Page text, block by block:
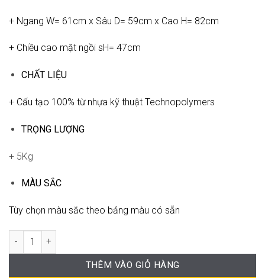
+ Ngang W= 61cm x Sâu D= 59cm x Cao H= 82cm
+ Chiều cao mặt ngồi sH= 47cm
CHẤT LIỆU
+ Cấu tạo 100% từ nhựa kỹ thuật Technopolymers
TRỌNG LƯỢNG
+ 5Kg
MÀU SẮC
Tùy chọn màu sắc theo bảng màu có sẵn
Ghế Sunset Armchair SCAB-WC581 số lượng
THÊM VÀO GIỎ HÀNG